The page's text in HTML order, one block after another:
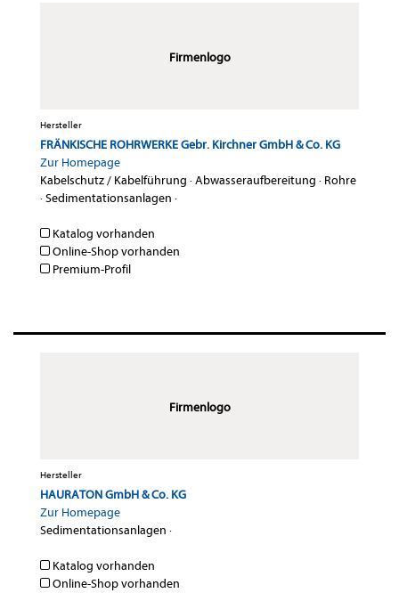
Firmenlogo
Hersteller
FRÄNKISCHE ROHRWERKE Gebr. Kirchner GmbH & Co. KG
Zur Homepage
Kabelschutz / Kabelführung ·Abwasseraufbereitung · Rohre
·Sedimentationsanlagen ·
Katalog vorhanden
Online-Shop vorhanden
Premium-Profil
Firmenlogo
Hersteller
HAURATON GmbH & Co. KG
Zur Homepage
Sedimentationsanlagen ·
Katalog vorhanden
Online-Shop vorhanden